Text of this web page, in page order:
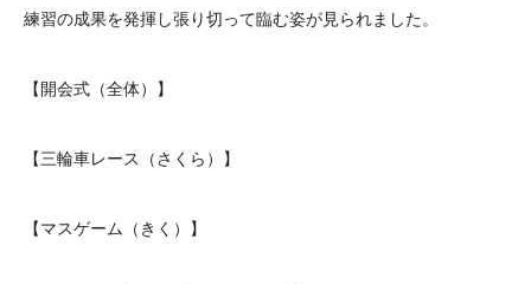
練習の成果を発揮し張り切って臨む姿が見られました。
【開会式（全体）】
【三輪車レース（さくら）】
【マスゲーム（きく）】